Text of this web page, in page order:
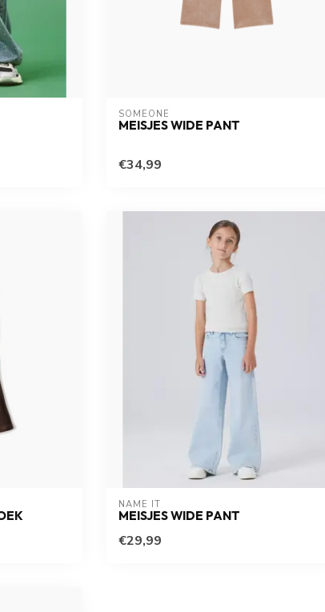
SOMEONE
MEISJES WIDE PANT
€34,99
NAME IT
MEISJES WIDE PANT
€29,99